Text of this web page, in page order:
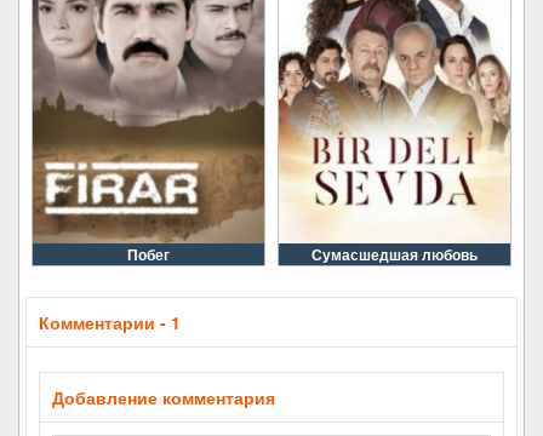
Побег Сумасшедшая любовь
Комментарии - 1
Добавление комментария